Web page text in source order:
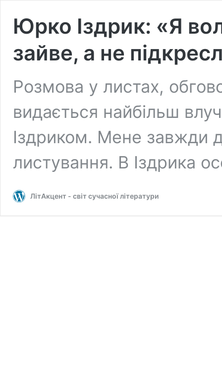
Юрко Іздрик: «Я
зайве, а не
Розмова у листах,
видається найбільш
Іздриком. Мене завжди
листування. В Іздрика
ЛітАкцент - світ сучасної літератури